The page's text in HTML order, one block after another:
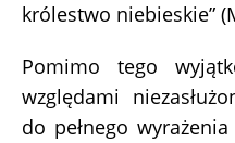
królestwo niebieskie”
Pomimo tego
względami
do pełnego